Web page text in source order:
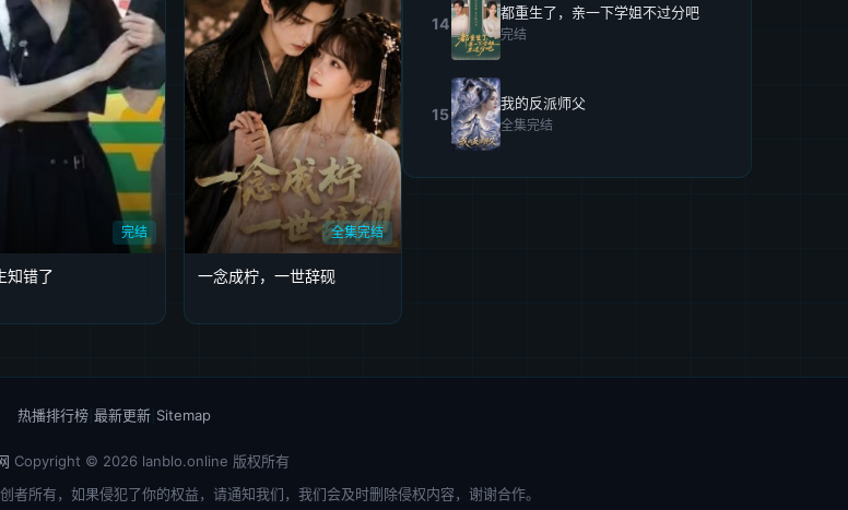
完结
知错了
全集完结
一念成柠，一世辞砚
14
都重生了，亲一下学姐不过分吧
完结
15
我的反派师父
全集完结
热播排行榜| 最新更新| Sitemap
Copyright © 2026 lanblo.online 版权所有
者所有，如果侵犯了你的权益，请通知我们，我们会及时删除侵权内容，谢谢合作。